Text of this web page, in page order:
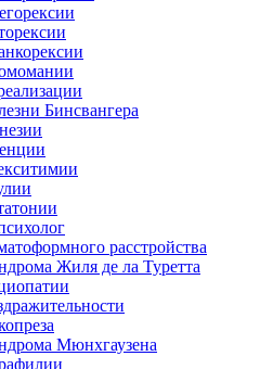
Бинсвангера
расстройства
Жиля де ла Туретта
Мюнхгаузена